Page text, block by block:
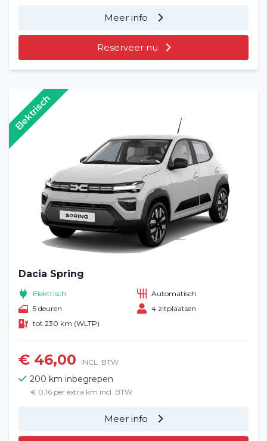
Meer info
Reserveer nu
Dacia Spring
Elektrisch
Automatisch
5 deuren
4 zitplaatsen
tot 230 km (WLTP)
€ 46,00 INCL. BTW
200 km inbegrepen
€ 0,16 per extra km incl. BTW
Meer info
Elektrisch